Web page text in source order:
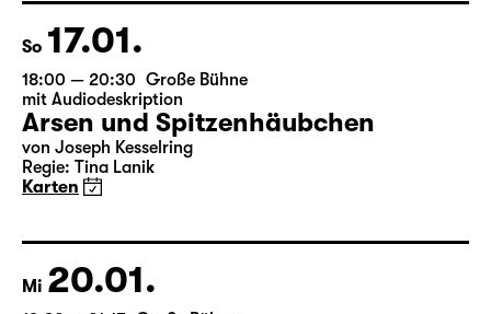
Regie: Salome Schneebeli
Karten
So 17.01.
18:00 — 20:30 Große Bühne
mit Audiodeskription
Arsen und Spitzenhäubchen
Regie: Tina Lanik
Karten